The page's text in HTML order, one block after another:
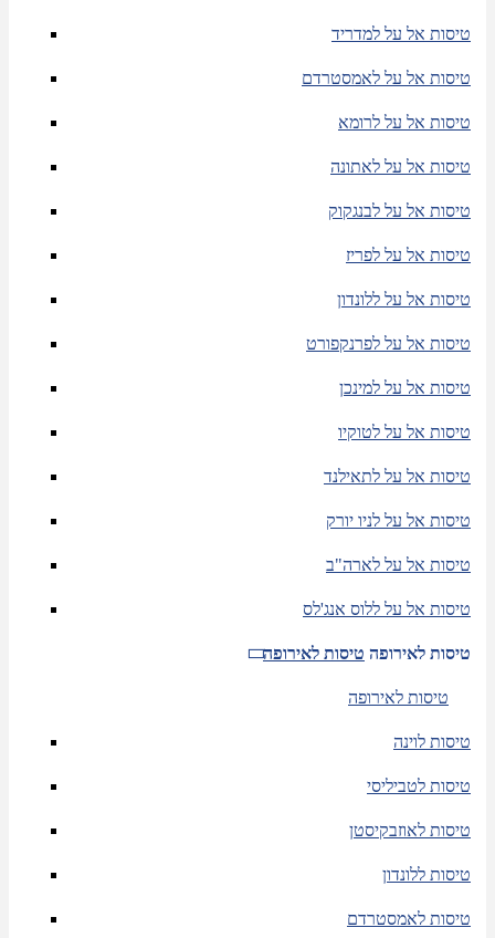
טיסות אל על למדריד
טיסות אל על לאמסטרדם
טיסות אל על לרומא
טיסות אל על לאתונה
טיסות אל על לבנגקוק
טיסות אל על לפריז
טיסות אל על ללונדון
טיסות אל על לפרנקפורט
טיסות אל על למינכן
טיסות אל על לטוקיו
טיסות אל על לתאילנד
טיסות אל על לניו יורק
טיסות אל על לארה"ב
טיסות אל על ללוס אנג'לס
טיסות לאירופה טיסות לאירופה
טיסות לאירופה
טיסות לוינה
טיסות לטביליסי
טיסות לאוזבקיסטן
טיסות ללונדון
טיסות לאמסטרדם